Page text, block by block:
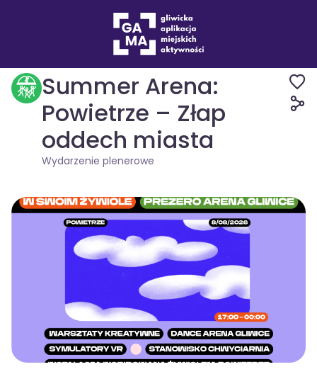
Wydarzenie plenerowe
Summer Arena:
Powietrze – Złap
oddech miasta
Wydarzenie plenerowe